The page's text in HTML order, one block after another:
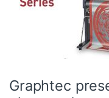
Graphtec